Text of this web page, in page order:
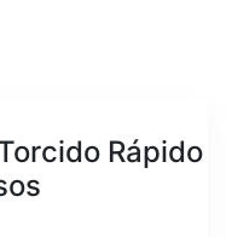
Rápido